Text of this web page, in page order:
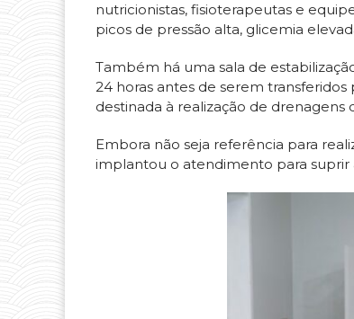
nutricionistas, fisioterapeutas e
picos de pressão alta, glicemia
Também há uma sala de
24 horas antes de serem
destinada à realização de drenagens
Embora não seja referência para
implantou o atendimento para suprir